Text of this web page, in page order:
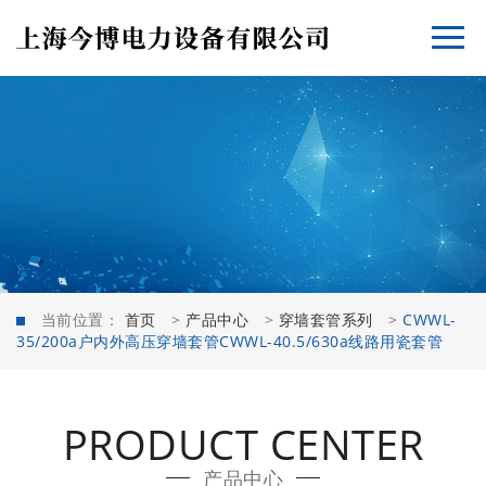
当前位置： 首页 > 产品中心 > 穿墙套管系列 > CWWL-
35/200a户内外高压穿墙套管CWWL-40.5/630a线路用瓷套管
PRODUCT CENTER
产品中心